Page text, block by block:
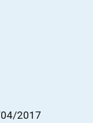
2017